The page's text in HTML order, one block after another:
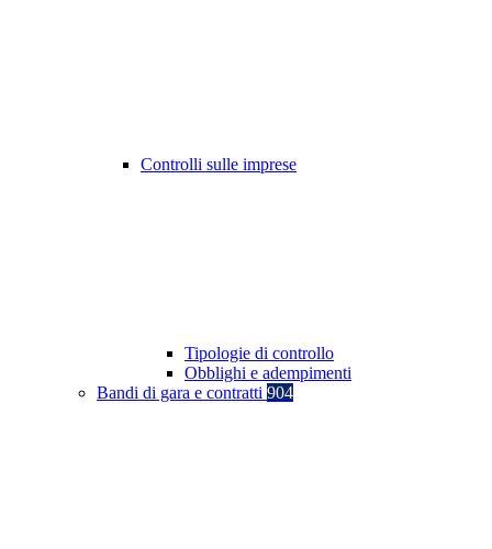
Controlli sulle imprese
Tipologie di controllo
Obblighi e adempimenti
Bandi di gara e contratti 904